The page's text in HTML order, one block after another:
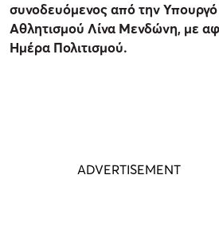
συνοδευόμενος από την Υπουργό
Αθλητισμού Λίνα Μενδώνη, με
Ημέρα Πολιτισμού.